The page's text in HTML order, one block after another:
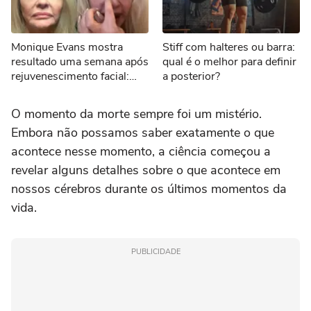
Monique Evans mostra
resultado uma semana após
rejuvenescimento facial:
Stiff com halteres ou barra:
qual é o melhor para definir
a posterior?
O momento da morte sempre foi um mistério.
Embora não possamos saber exatamente o que
acontece nesse momento, a ciência começou a
revelar alguns detalhes sobre o que acontece em
nossos cérebros durante os últimos momentos da
vida.
PUBLICIDADE